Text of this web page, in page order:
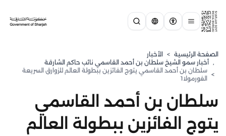
الصفحة الرئيسية > الأخبار
, ⁠أخبار سمو الشيخ سلطان بن أحمد القاسمي نائب حاكم الشارقة
>
سلطان بن أحمد القاسمي يتوج الفائزين ببطولة العالم للزوارق السريعة
الفورمولا1
سلطان بن أحمد القاسمي
يتوج الفائزين ببطولة العالم